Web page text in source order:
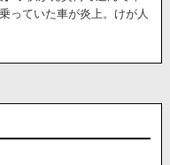
っていた車が炎上。けが人